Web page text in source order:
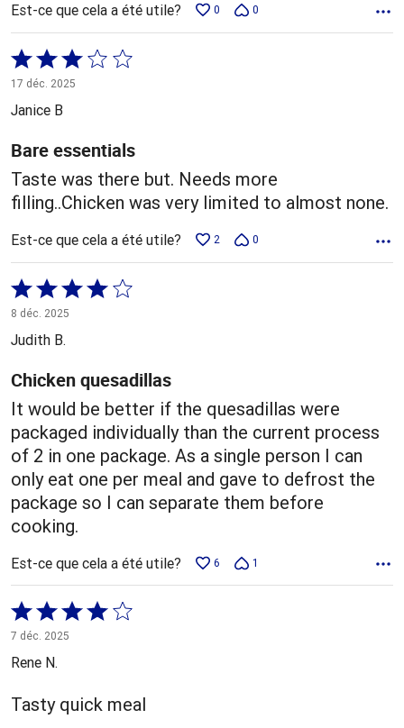
Est-ce que cela a été utile? 0 0
Coté
3 sur
5
17 déc. 2025
Janice B
Bare essentials
Taste was there but. Needs more
filling..Chicken was very limited to almost none.
Est-ce que cela a été utile? 2 0
Coté
4 sur
5
8 déc. 2025
Judith B.
Chicken quesadillas
It would be better if the quesadillas were
packaged individually than the current process
of 2 in one package. As a single person I can
only eat one per meal and gave to defrost the
package so I can separate them before
cooking.
Est-ce que cela a été utile? 6 1
Coté
4 sur
5
7 déc. 2025
Rene N.
Tasty quick meal